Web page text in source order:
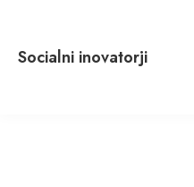
content
Socialni inovatorji